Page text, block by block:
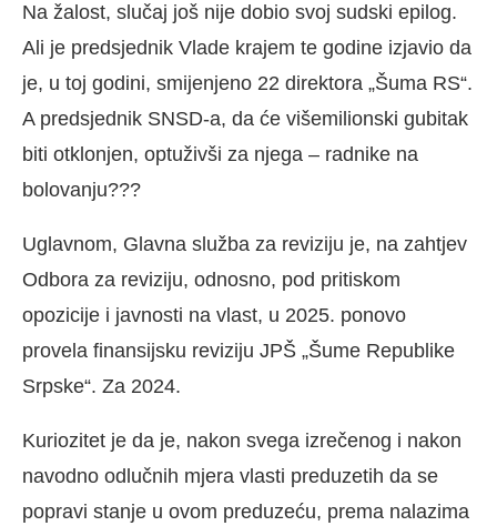
Na žalost, slučaj još nije dobio svoj sudski epilog.
Ali je predsjednik Vlade krajem te godine izjavio da
je, u toj godini, smijenjeno 22 direktora „Šuma RS“.
A predsjednik SNSD-a, da će višemilionski gubitak
biti otklonjen, optuživši za njega – radnike na
bolovanju???
Uglavnom, Glavna služba za reviziju je, na zahtjev
Odbora za reviziju, odnosno, pod pritiskom
opozicije i javnosti na vlast, u 2025. ponovo
provela finansijsku reviziju JPŠ „Šume Republike
Srpske“. Za 2024.
Kuriozitet je da je, nakon svega izrečenog i nakon
navodno odlučnih mjera vlasti preduzetih da se
popravi stanje u ovom preduzeću, prema nalazima